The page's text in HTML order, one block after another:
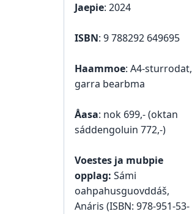
Jaepie: 2024
ISBN: 9 788292 649695
Haammoe: A4-sturrodat,
garra bearbma
Åasa: nok 699,- (oktan
sáddengoluin 772,-)
Voestes ja mubpie
opplag: Sámi
oahpahusguovddáš,
Anáris (ISBN: 978-951-53-